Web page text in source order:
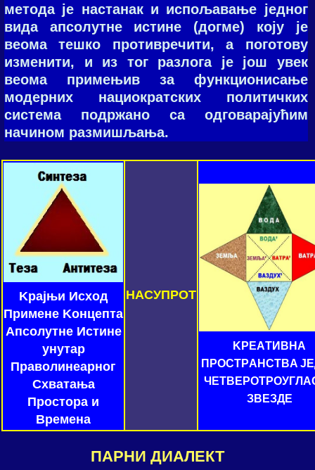
метода је настанак и испољавање једног
вида апсолутне истине (догме) коју је
веома тешко противречити, а поготову
изменити, и из тог разлога је још увек
веома примењив за функционисање
модерних нациократских политичких
система подржано са одговарајућим
начином размишљања.
Kрaјњи Исхoд
Примeнe Koнцeптa
Aпсoлутнe Истинe
унутар
Прaвoлинeaрнoг
Схватања
Простора и
Времена
НAСУПРOТ
KРEAТИВНA
ПРOСТРAНСТВA
ЗВEЗДE
ПАРНИ ДИАЛЕКТ